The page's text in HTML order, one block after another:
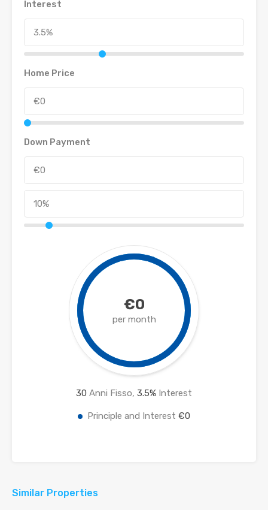
Interest
Home Price
Down Payment
€0
per month
30 Anni Fisso, 3.5% Interest
Principle and Interest €0
Similar Properties